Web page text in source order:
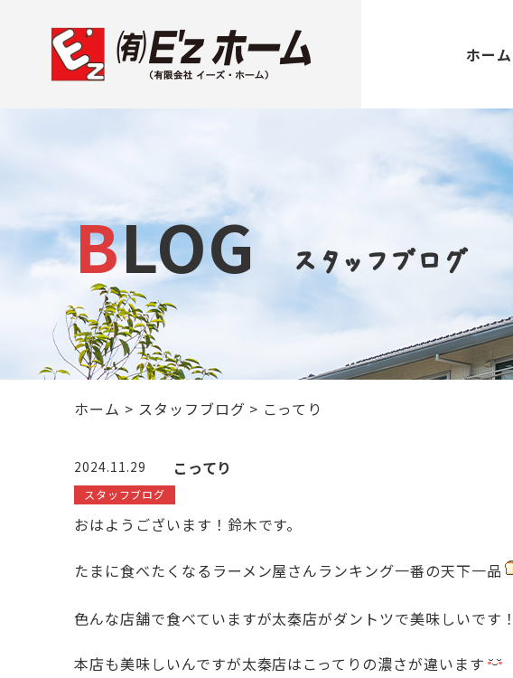
ホーム
BLOG スタッフブログ
ホーム > スタッフブログ > こってり
2024.11.29 こってり
スタッフブログ
おはようございます！鈴木です。
たまに食べたくなるラーメン屋さんランキング一番の天下一品
色んな店舗で食べていますが太秦店がダントツで美味しいです！
本店も美味しいんですが太秦店はこってりの濃さが違います